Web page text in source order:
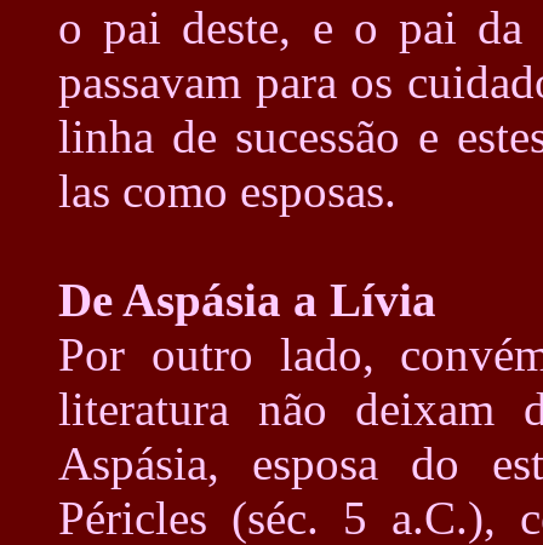
o pai deste, e o pai da
passavam para os
linha de sucessão e
las como esposas.
De Aspásia a Lívia
Por outro lado,
literatura não deixam
Aspásia, esposa do
Péricles (séc. 5 a.C.),